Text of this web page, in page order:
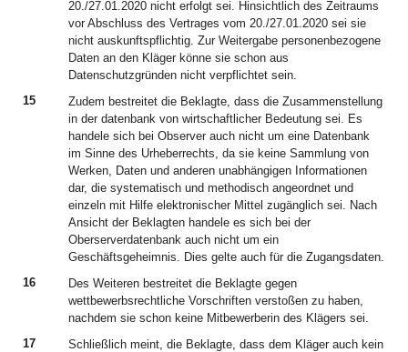
20./27.01.2020 nicht erfolgt sei. Hinsichtlich des Zeitraums
vor Abschluss des Vertrages vom 20./27.01.2020 sei sie
nicht auskunftspflichtig. Zur Weitergabe personenbezogene
Daten an den Kläger könne sie schon aus
Datenschutzgründen nicht verpflichtet sein.
15
Zudem bestreitet die Beklagte, dass die Zusammenstellung
in der datenbank von wirtschaftlicher Bedeutung sei. Es
handele sich bei Observer auch nicht um eine Datenbank
im Sinne des Urheberrechts, da sie keine Sammlung von
Werken, Daten und anderen unabhängigen Informationen
dar, die systematisch und methodisch angeordnet und
einzeln mit Hilfe elektronischer Mittel zugänglich sei. Nach
Ansicht der Beklagten handele es sich bei der
Oberserverdatenbank auch nicht um ein
Geschäftsgeheimnis. Dies gelte auch für die Zugangsdaten.
16
Des Weiteren bestreitet die Beklagte gegen
wettbewerbsrechtliche Vorschriften verstoßen zu haben,
nachdem sie schon keine Mitbewerberin des Klägers sei.
17
Schließlich meint, die Beklagte, dass dem Kläger auch kein